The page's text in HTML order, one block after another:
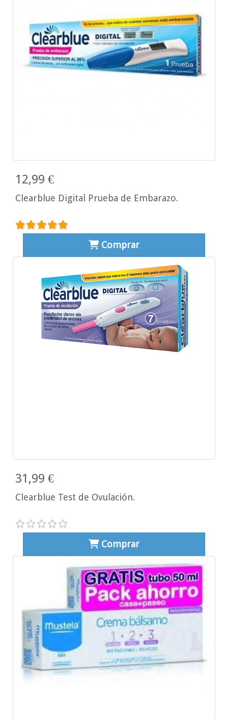
12,99 €
Clearblue Digital Prueba de Embarazo.
Comprar
31,99 €
Clearblue Test de Ovulación.
Comprar